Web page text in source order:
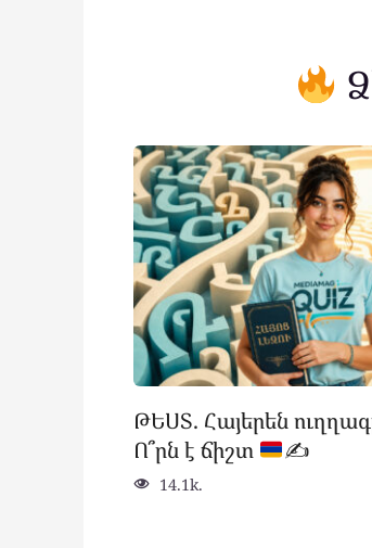
ԹԵՍՏ. Հայերեն
Ո՞րն է ճիշտ
✍
14.1k.